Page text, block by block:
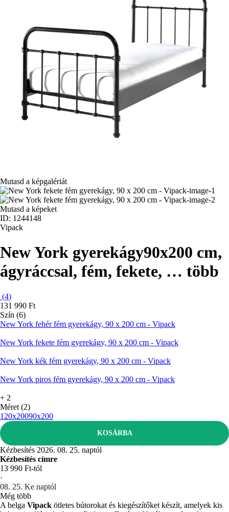
Mutasd a képgalériát
Mutasd a képeket
ID: 1244148
Vipack
New York gyerekágy90x200 cm,
ágyráccsal, fém, fekete, … több
(4)
131 990 Ft
Szín (6)
New York fehér fém gyerekágy, 90 x 200 cm - Vipack
New York fekete fém gyerekágy, 90 x 200 cm - Vipack
New York kék fém gyerekágy, 90 x 200 cm - Vipack
New York piros fém gyerekágy, 90 x 200 cm - Vipack
+ 2
Méret (2)
120x20090x200
KOSÁRBA
Kézbesítés 2026. 08. 25. naptól
Kézbesítés címre
13 990 Ft-tól
·
08. 25. Ke naptól
Még több
A belga Vipack ötletes bútorokat és kiegészítőket készít, amelyek kis